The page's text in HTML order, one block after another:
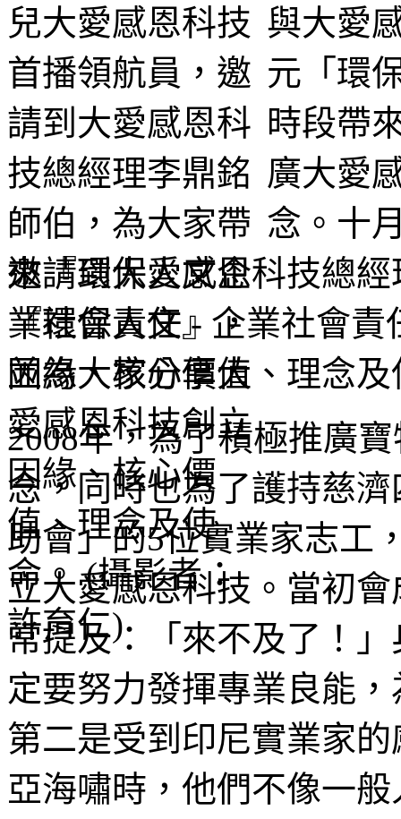
與大愛
元「環
時段帶
廣大愛
念。十
邀請到大愛感恩科技總
『環保人文 - 企業社會
因緣、核心價值、理念
2008年，為了積極推廣
念，同時也為了護持慈
助會」的5位實業家志
立大愛感恩科技。當初
常提及：「來不及了！
定要努力發揮專業良能
第二是受到印尼實業家
亞海嘯時，他們不像一